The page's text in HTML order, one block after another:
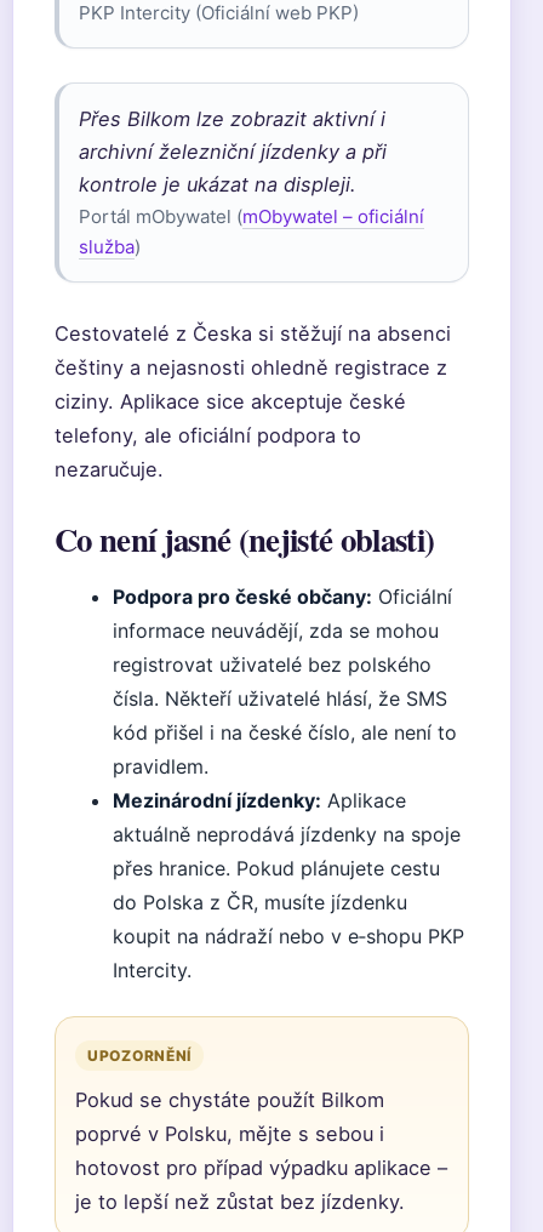
PKP Intercity (Oficiální web PKP)
Přes Bilkom lze zobrazit aktivní i
archivní železniční jízdenky a při
kontrole je ukázat na displeji.
Portál mObywatel (mObywatel – oficiální
služba)
Cestovatelé z Česka si stěžují na absenci
češtiny a nejasnosti ohledně registrace z
ciziny. Aplikace sice akceptuje české
telefony, ale oficiální podpora to
nezaručuje.
Co není jasné (nejisté oblasti)
Podpora pro české občany: Oficiální
informace neuvádějí, zda se mohou
registrovat uživatelé bez polského
čísla. Někteří uživatelé hlásí, že SMS
kód přišel i na české číslo, ale není to
pravidlem.
Mezinárodní jízdenky: Aplikace
aktuálně neprodává jízdenky na spoje
přes hranice. Pokud plánujete cestu
do Polska z ČR, musíte jízdenku
koupit na nádraží nebo v e‑shopu PKP
Intercity.
UPOZORNĚNÍ
Pokud se chystáte použít Bilkom
poprvé v Polsku, mějte s sebou i
hotovost pro případ výpadku aplikace –
je to lepší než zůstat bez jízdenky.